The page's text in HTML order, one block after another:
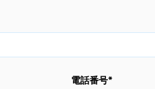
電話番号*